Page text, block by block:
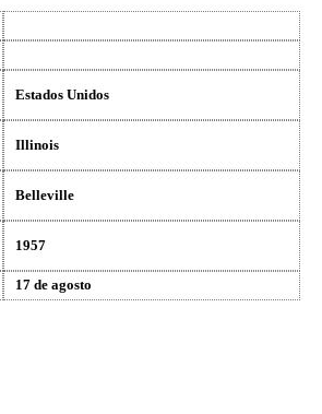
Estados Unidos
Illinois
Belleville
1957
17 de agosto